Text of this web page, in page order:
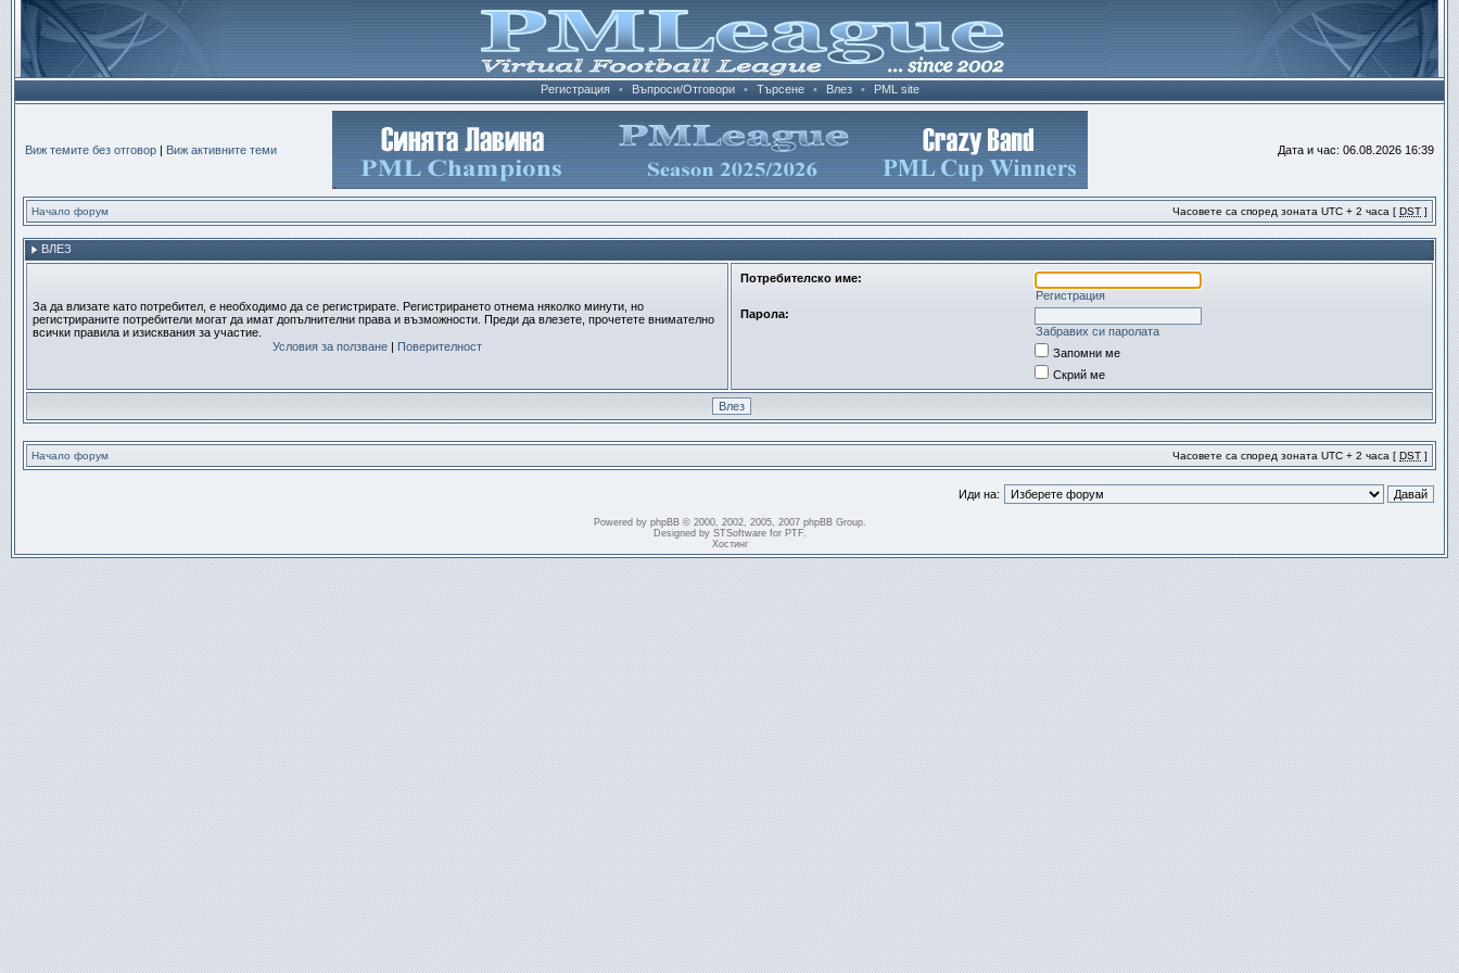
Регистрация • Въпроси/Отговори • Търсене • Влез • PML site
Виж темите без отговор | Виж активните теми Дата и час: 06.08.2026 16:39
Начало форум Часовете са според зоната UTC + 2 часа [ DST ]
ВЛЕЗ
За да влизате като потребител, е необходимо да се регистрирате. Регистрирането отнема няколко минути, но
регистрираните потребители могат да имат допълнителни права и възможности. Преди да влезете, прочетете внимателно
всички правила и изисквания за участие.
Условия за ползване | Поверителност
Потребителско име:
Регистрация
Парола:
Забравих си паролата
Запомни ме
Скрий ме
Начало форум Часовете са според зоната UTC + 2 часа [ DST ]
Иди на:
Powered by phpBB© 2000, 2002, 2005, 2007 phpBB Group.
Designed by STSoftwarefor PTF.
Хостинг